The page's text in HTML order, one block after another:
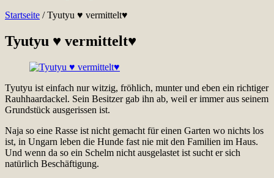
Startseite /Tyutyu ♥ vermittelt♥
Tyutyu ♥ vermittelt♥
Tyutyu ist einfach nur witzig, fröhlich, munter und eben ein richtiger
Rauhhaardackel. Sein Besitzer gab ihn ab, weil er immer aus seinem
Grundstück ausgerissen ist.
Naja so eine Rasse ist nicht gemacht für einen Garten wo nichts los
ist, in Ungarn leben die Hunde fast nie mit den Familien im Haus.
Und wenn da so ein Schelm nicht ausgelastet ist sucht er sich
natürlich Beschäftigung.